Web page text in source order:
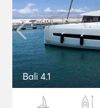
Bali 4.1